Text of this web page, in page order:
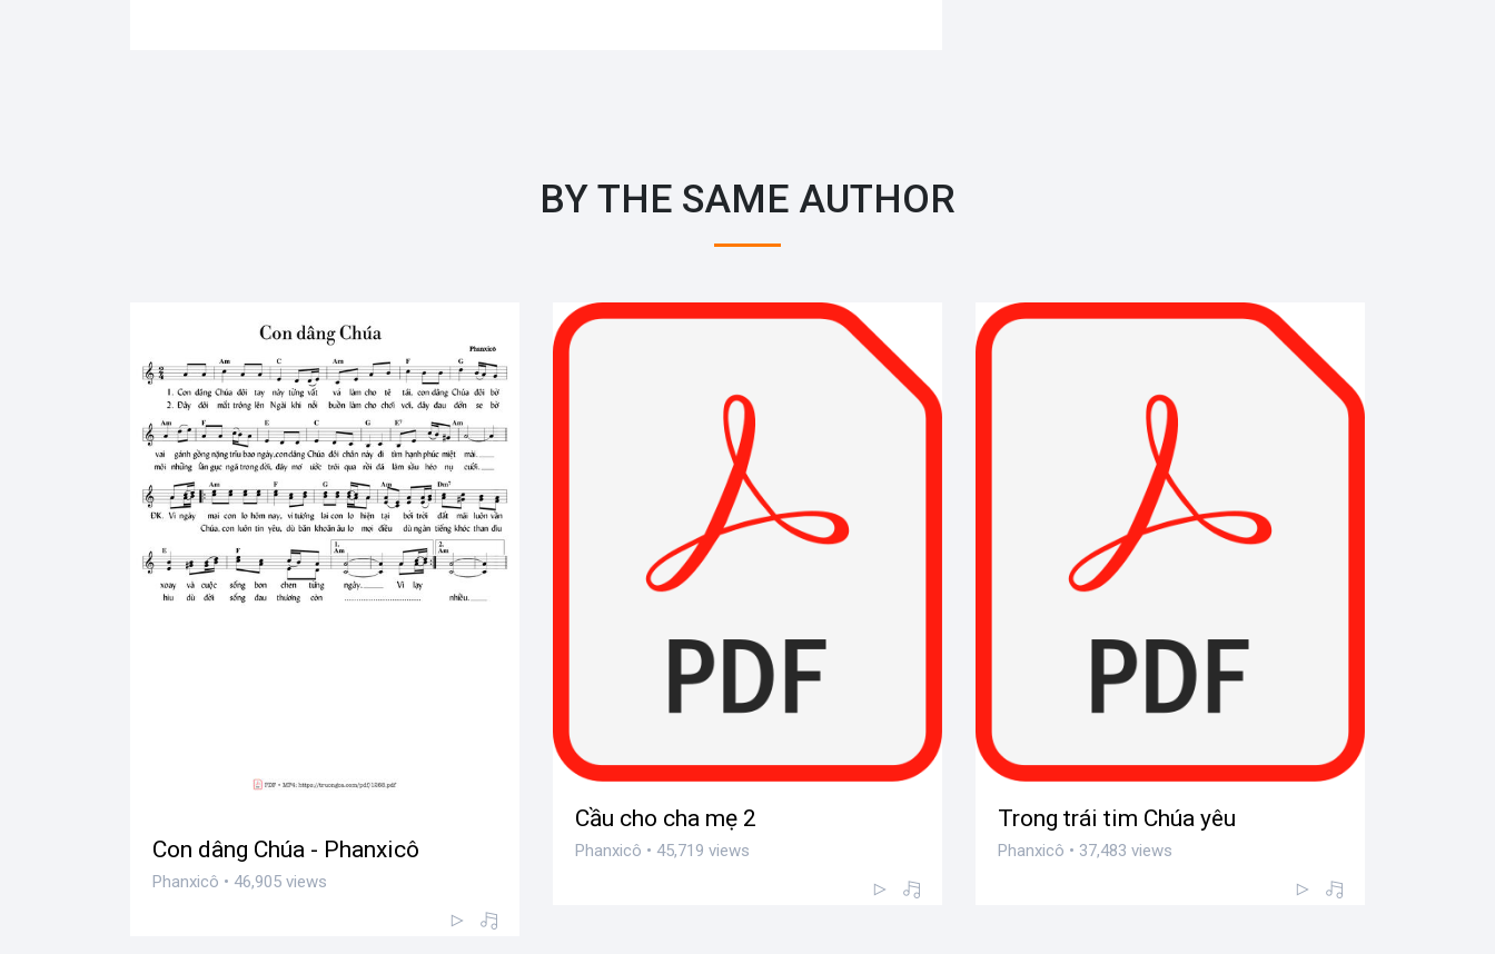
BY THE SAME AUTHOR
Con dâng Chúa - Phanxicô
Phanxicô • 46,905 views
Cầu cho cha mẹ 2
Phanxicô • 45,719 views
Trong trái tim Chúa yêu
Phanxicô • 37,483 views